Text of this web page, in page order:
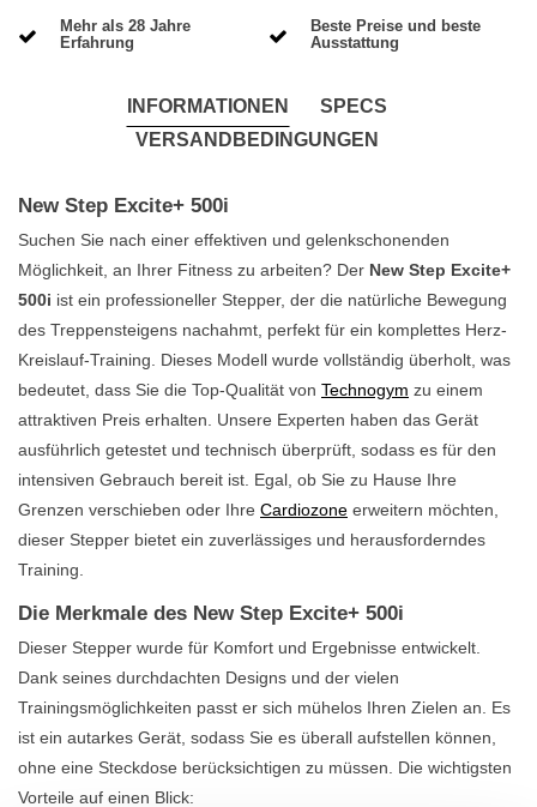
Mehr als 28 Jahre
Erfahrung
Beste Preise und beste
Ausstattung
INFORMATIONEN
SPECS
VERSANDBEDINGUNGEN
New Step Excite+ 500i
Suchen Sie nach einer effektiven und gelenkschonenden
Möglichkeit, an Ihrer Fitness zu arbeiten? Der New Step Excite+
500i ist ein professioneller Stepper, der die natürliche Bewegung
des Treppensteigens nachahmt, perfekt für ein komplettes Herz-
Kreislauf-Training. Dieses Modell wurde vollständig überholt, was
bedeutet, dass Sie die Top-Qualität von Technogym zu einem
attraktiven Preis erhalten. Unsere Experten haben das Gerät
ausführlich getestet und technisch überprüft, sodass es für den
intensiven Gebrauch bereit ist. Egal, ob Sie zu Hause Ihre
Grenzen verschieben oder Ihre Cardiozone erweitern möchten,
dieser Stepper bietet ein zuverlässiges und herausforderndes
Training.
Die Merkmale des New Step Excite+ 500i
Dieser Stepper wurde für Komfort und Ergebnisse entwickelt.
Dank seines durchdachten Designs und der vielen
Trainingsmöglichkeiten passt er sich mühelos Ihren Zielen an. Es
ist ein autarkes Gerät, sodass Sie es überall aufstellen können,
ohne eine Steckdose berücksichtigen zu müssen. Die wichtigsten
Vorteile auf einen Blick: